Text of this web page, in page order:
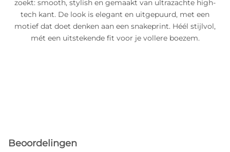
zoekt: smooth, stylish en gemaakt van ultrazachte high-
tech kant. De look is elegant en uitgepuurd, met een
motief dat doet denken aan een snakeprint. Héél stijlvol,
mét een uitstekende fit voor je vollere boezem.
Beoordelingen